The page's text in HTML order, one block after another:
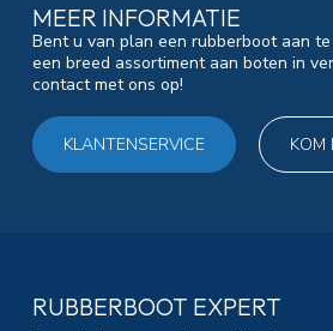
MEER INFORMATIE
Bent u van plan een rubberboot aan
een breed assortiment aan boten in
contact met ons op!
KLANTENSERVICE KOM
RUBBERBOOT EXPERT